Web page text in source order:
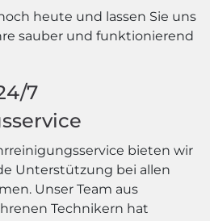
heute und lassen Sie uns
sauber und funktionierend
7
bieten wir
Unterstützung bei allen
Unser Team aus
Technikern hat